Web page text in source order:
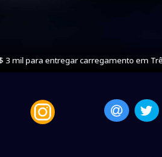
mil para entregar carregamento em